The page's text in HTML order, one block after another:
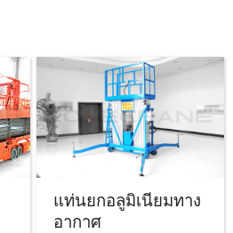
แท่นยกอลูมิเนียมทาง
อากาศ